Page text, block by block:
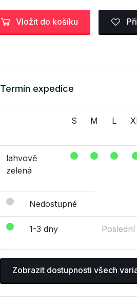
Vložit do košíku
Termín expedice
S M L
lahvově
zelená
Nedostupné
1-3 dny
Zobrazit dostupnosti všech